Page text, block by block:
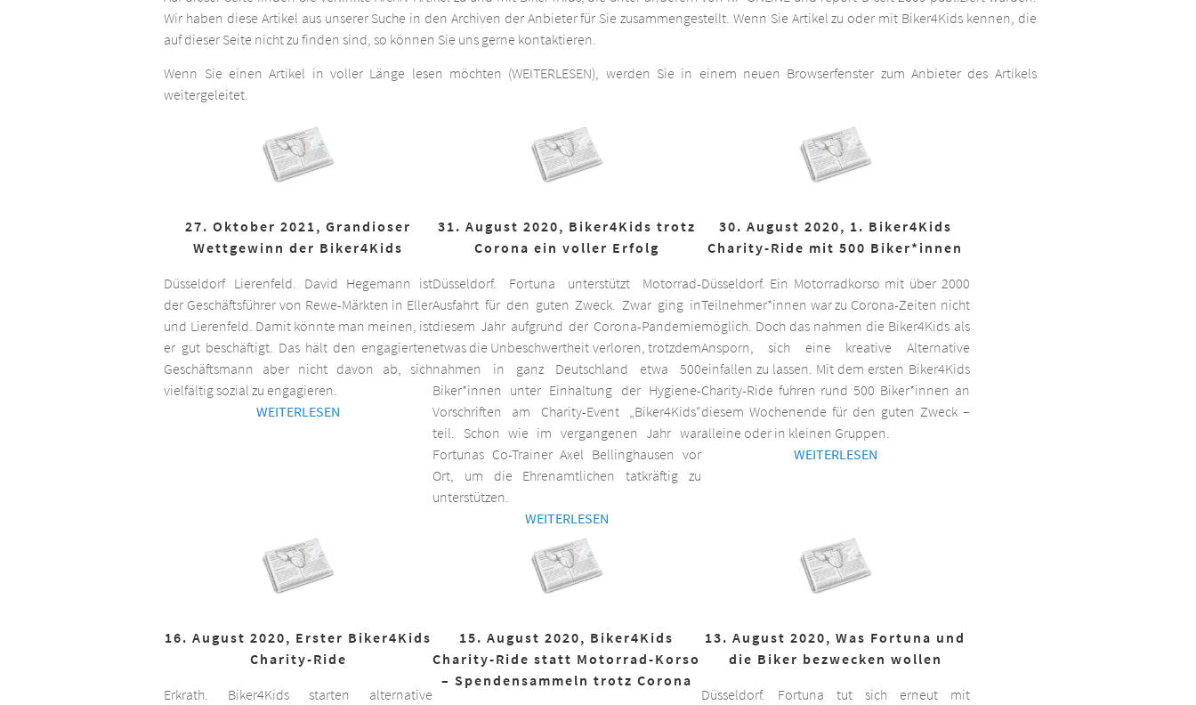
Wir haben diese Artikel aus unserer Suche in den Archiven der Anbieter für Sie zusammengestellt. Wenn Sie Artikel zu oder mit Biker4Kids kennen, die
auf dieser Seite nicht zu finden sind, so können Sie uns gerne kontaktieren.
Wenn Sie einen Artikel in voller Länge lesen möchten (WEITERLESEN), werden Sie in einem neuen Browserfenster zum Anbieter des Artikels
weitergeleitet.
27. Oktober 2021, Grandioser
Wettgewinn der Biker4Kids
Düsseldorf Lierenfeld. David Hegemann ist
der Geschäftsführer von Rewe-Märkten in Eller
und Lierenfeld. Damit könnte man meinen, ist
er gut beschäftigt. Das hält den engagierten
Geschäftsmann aber nicht davon ab, sich
vielfältig sozial zu engagieren.
WEITERLESEN
31. August 2020, Biker4Kids trotz
Corona ein voller Erfolg
Düsseldorf. Fortuna unterstützt Motorrad-
Ausfahrt für den guten Zweck. Zwar ging in
diesem Jahr aufgrund der Corona-Pandemie
etwas die Unbeschwertheit verloren, trotzdem
nahmen in ganz Deutschland etwa 500
Biker*innen unter Einhaltung der Hygiene-
Vorschriften am Charity-Event „Biker4Kids“
teil. Schon wie im vergangenen Jahr war
Fortunas Co-Trainer Axel Bellinghausen vor
Ort, um die Ehrenamtlichen tatkräftig zu
unterstützen.
WEITERLESEN
30. August 2020, 1. Biker4Kids
Charity-Ride mit 500 Biker*innen
Düsseldorf. Ein Motorradkorso mit über 2000
Teilnehmer*innen war zu Corona-Zeiten nicht
möglich. Doch das nahmen die Biker4Kids als
Ansporn, sich eine kreative Alternative
einfallen zu lassen. Mit dem ersten Biker4Kids
Charity-Ride fuhren rund 500 Biker*innen an
diesem Wochenende für den guten Zweck –
alleine oder in kleinen Gruppen.
WEITERLESEN
16. August 2020, Erster Biker4Kids
Charity-Ride
Erkrath. Biker4Kids starten alternative
15. August 2020, Biker4Kids
Charity-Ride statt Motorrad-Korso
– Spendensammeln trotz Corona
13. August 2020, Was Fortuna und
die Biker bezwecken wollen
Düsseldorf. Fortuna tut sich erneut mit